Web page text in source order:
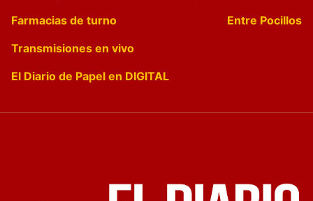
Farmacias de turno
Entre Pocillos
Transmisiones en vivo
El Diario de Papel en DIGITAL